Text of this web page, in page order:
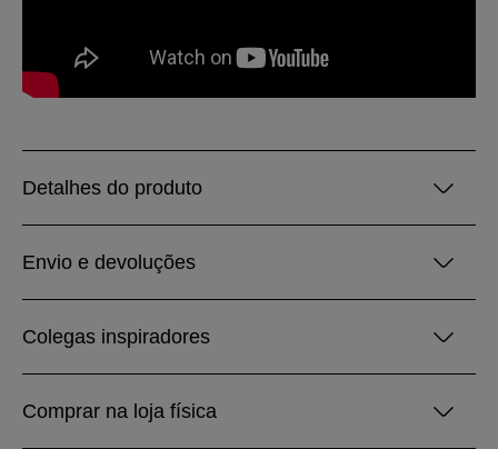
Detalhes do produto
Envio e devoluções
Colegas inspiradores
Comprar na loja física